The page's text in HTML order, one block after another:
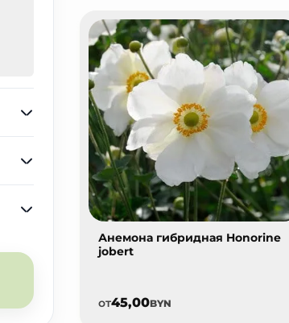
Анемона гибридная Honorine
jobert
от45,00BYN